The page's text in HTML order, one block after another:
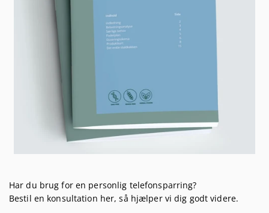
Har du brug for en personlig telefonsparring?
Bestil en konsultation her, så hjælper vi dig godt videre.